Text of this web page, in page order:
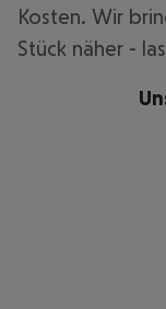
Kosten. Wir
Stück näher -